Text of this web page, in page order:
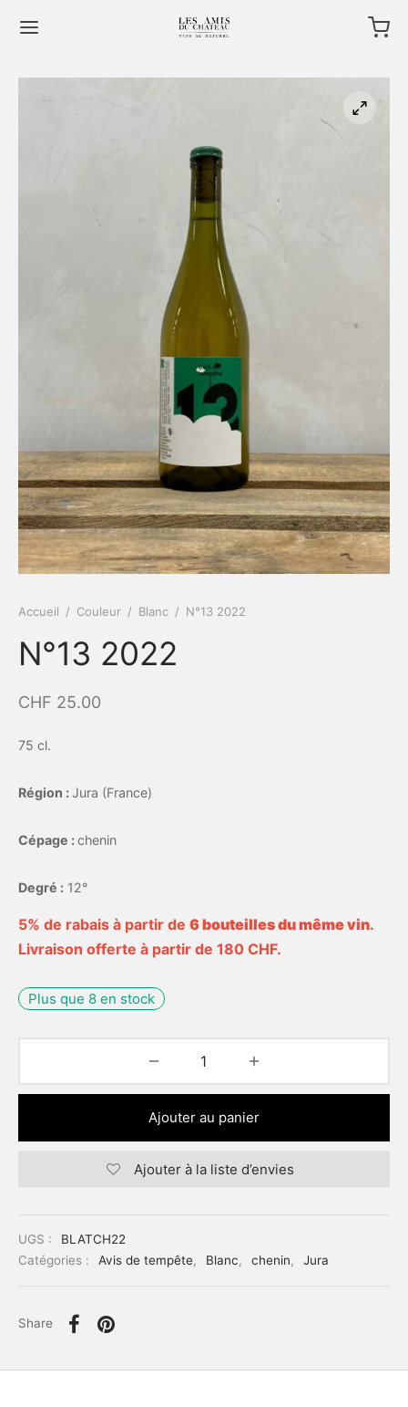
Accueil / Couleur / Blanc / N°13 2022
N°13 2022
CHF 25.00
75 cl.
Région :Jura (France)
Cépage :chenin
Degré : 12°
5% de rabais à partir de 6 bouteilles du même vin.
Livraison offerte à partir de 180 CHF.
Plus que 8 en stock
Ajouter au panier
Ajouter à la liste d’envies
UGS :
BLATCH22
Catégories :
Avis de tempête, Blanc, chenin, Jura
Share